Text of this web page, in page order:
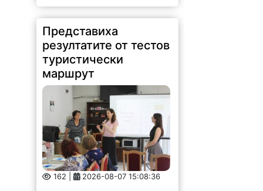
Представиха
резултатите от тестов
туристически
маршрут
162 | 2026-08-07 15:08:36